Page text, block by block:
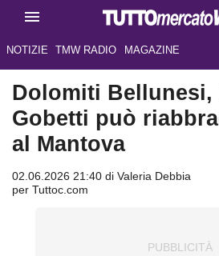
NOTIZIE TMW RADIO MAGAZINE
Dolomiti
Gobetti può
al Mantova
02.06.2026 21:40 di Valeria Debbia
per Tuttoc.com